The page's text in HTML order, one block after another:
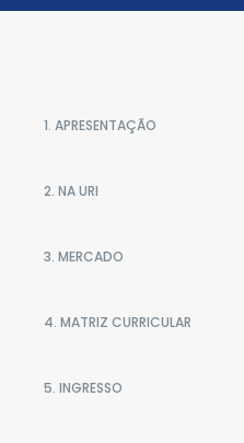
1. APRESENTAÇÃO
2. NA URI
3. MERCADO
4. MATRIZ CURRICULAR
5. INGRESSO